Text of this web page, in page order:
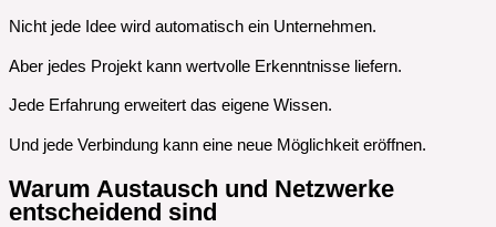
Nicht jede Idee wird automatisch ein Unternehmen.
Aber jedes Projekt kann wertvolle Erkenntnisse liefern.
Jede Erfahrung erweitert das eigene Wissen.
Und jede Verbindung kann eine neue Möglichkeit eröffnen.
Warum Austausch und Netzwerke
entscheidend sind